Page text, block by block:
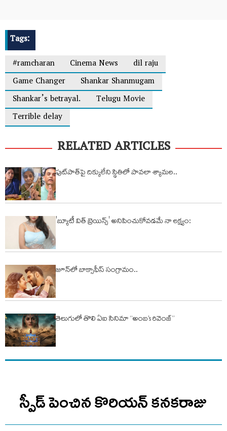
Tags:
#ramcharan
Cinema News
dil raju
Game Changer
Shankar Shanmugam
Shankar’s betrayal.
Telugu Movie
Terrible delay
RELATED ARTICLES
ఫుట్‌పాత్‌పై దిక్కులేని స్థితిలో పావలా శ్యామల..
'బ్యూటీ విత్ బ్రెయిన్స్' అనిపించుకోవడమే నా లక్ష్యం:
జూన్‌లో బాక్సాఫీస్ సంగ్రామం..
తెలుగులో తొలి ఏఐ సినిమా “అంబ’s రివెంజ్”
స్పీడ్ పెంచిన కొరియన్ కనకరాజు